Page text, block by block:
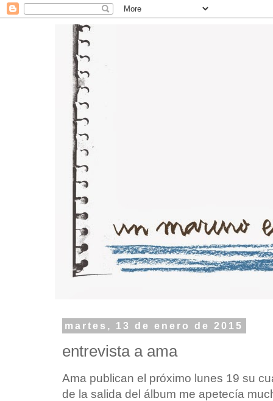
martes, 13 de enero de 2015
entrevista a ama
Ama publican el próximo lunes 19 su
de la salida del álbum me apetecía